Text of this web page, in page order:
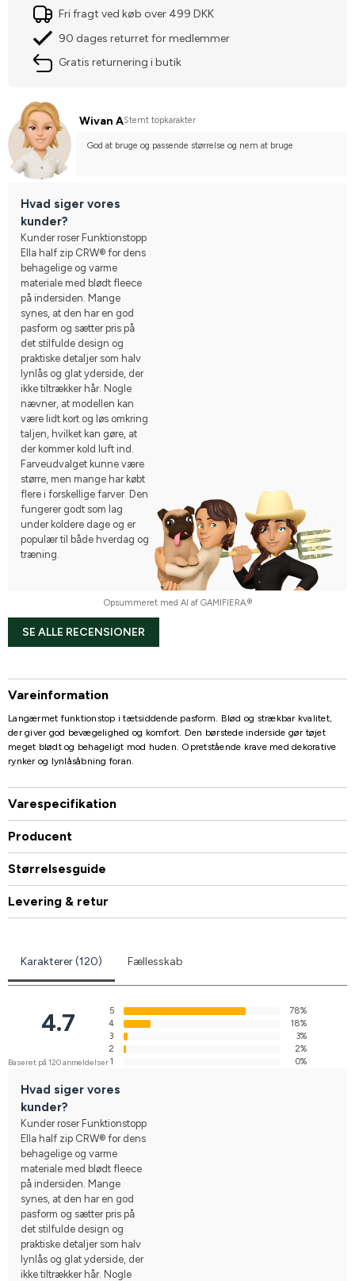
Fri fragt ved køb over 499 DKK
90 dages returret for medlemmer
Gratis returnering i butik
Wivan AStemt topkarakter
God at bruge og passende størrelse og nem at bruge
Hvad siger vores
kunder?
Kunder roser Funktionstopp
Ella half zip CRW® for dens
behagelige og varme
materiale med blødt fleece
på indersiden. Mange
synes, at den har en god
pasform og sætter pris på
det stilfulde design og
praktiske detaljer som halv
lynlås og glat yderside, der
ikke tiltrækker hår. Nogle
nævner, at modellen kan
være lidt kort og løs omkring
taljen, hvilket kan gøre, at
der kommer kold luft ind.
Farveudvalget kunne være
større, men mange har købt
flere i forskellige farver. Den
fungerer godt som lag
under koldere dage og er
populær til både hverdag og
træning.
Opsummeret med AI af GAMIFIERA.®
SE ALLE RECENSIONER
Vareinformation
Langærmet funktionstop i tætsiddende pasform. Blød og strækbar kvalitet,
der giver god bevægelighed og komfort. Den børstede inderside gør tøjet
meget blødt og behageligt mod huden. Opretstående krave med dekorative
rynker og lynlåsåbning foran.
Varespecifikation
Producent
Størrelsesguide
Levering & retur
Karakterer (120) Fællesskab
4.7
Baseret på 120 anmeldelser
5
78%
4
18%
3
3%
2
2%
1
0%
Hvad siger vores
kunder?
Kunder roser Funktionstopp
Ella half zip CRW® for dens
behagelige og varme
materiale med blødt fleece
på indersiden. Mange
synes, at den har en god
pasform og sætter pris på
det stilfulde design og
praktiske detaljer som halv
lynlås og glat yderside, der
ikke tiltrækker hår. Nogle